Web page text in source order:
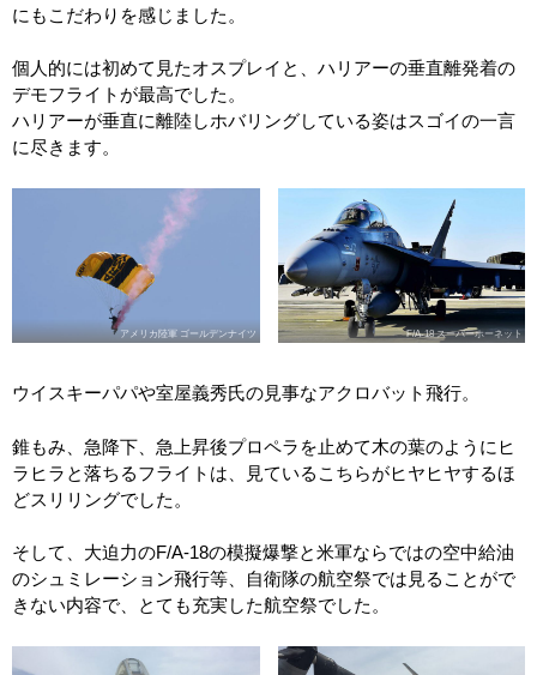
にもこだわりを感じました。
個人的には初めて見たオスプレイと、ハリアーの垂直離発着の
デモフライトが最高でした。
ハリアーが垂直に離陸しホバリングしている姿はスゴイの一言
に尽きます。
アメリカ陸軍 ゴールデンナイツ F/A-18 スーパーホーネット
ウイスキーパパや室屋義秀氏の見事なアクロバット飛行。
錐もみ、急降下、急上昇後プロペラを止めて木の葉のようにヒ
ラヒラと落ちるフライトは、見ているこちらがヒヤヒヤするほ
どスリリングでした。
そして、大迫力のF/A-18の模擬爆撃と米軍ならではの空中給油
のシュミレーション飛行等、自衛隊の航空祭では見ることがで
きない内容で、とても充実した航空祭でした。